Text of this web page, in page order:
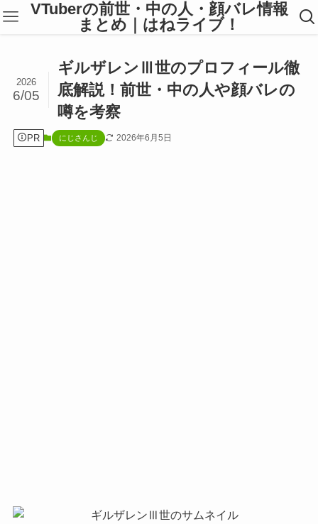
VTuberの前世・中の人・顔バレ情報
まとめ｜はねライブ！
ギルザレンⅢ世のプロフィール徹
底解説！前世・中の人や顔バレの
噂を考察
2026
6/05
PR にじさんじ 2026年6月5日